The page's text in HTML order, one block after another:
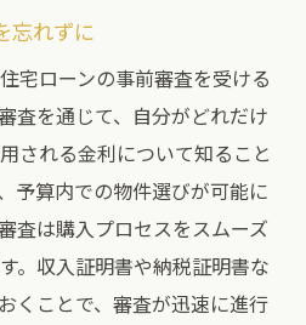
忘れずに
宅ローンの事前審査を受ける
査を通じて、自分がどれだけ
される金利について知ること
予算内での物件選びが可能に
査は購入プロセスをスムーズ
。収入証明書や納税証明書な
くことで、審査が迅速に進行